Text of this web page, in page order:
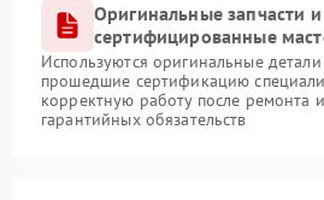
Оригинальные запчасти и
сертифицированные
Используются оригинальные
прошедшие сертификацию
корректную работу после ремонта
гарантийных обязательств